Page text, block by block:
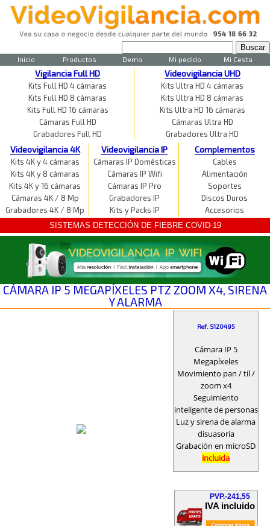
Inicio Productos Demo Mi pedido Mi Cesta
Vigilancia Full HD
Kits Full HD 4 cámaras
Kits Full HD 8 cámaras
Kits Full HD 16 cámaras
Cámaras Full HD
Grabadores Full HD
Videovigilancia UHD
Kits Ultra HD 4 cámaras
Kits Ultra HD 8 cámaras
Kits Ultra HD 16 cámaras
Cámaras Ultra HD
Grabadores Ultra HD
Videovigilancia 4K
Kits 4K y 4 cámaras
Kits 4K y 8 cámaras
Kits 4K y 16 cámaras
Cámaras 4K / 8 Mp
Grabadores 4K / 8 Mp
Videovigilancia IP
Cámaras IP Domésticas
Cámaras IP Wifi
Cámaras IP Pro
Grabadores IP
Kits y Packs IP
Complementos
Cables
Alimentación
Soportes
Discos Duros
Accesorios
SISTEMAS DETECCIÓN DE FIEBRE COVID-19
CÁMARA IP 5 MEGAPÍXELES PTZ ZOOM X4, SIRENA
Y ALARMA
Ref. S120495
Cámara IP 5
Megapíxeles
Movimiento pan / til /
zoom x4
Seguimiento
inteligente de personas
Luz y sirena de alarma
disuasoria
Grabación en microSD
incluida
PVP.-241,55
IVA incluido